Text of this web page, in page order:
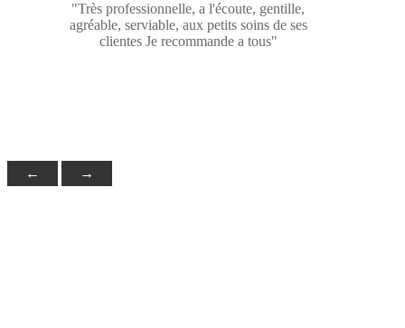
"Très professionnelle, a l'écoute, gentille,
agréable, serviable, aux petits soins de ses
clientes Je recommande a tous"
← →